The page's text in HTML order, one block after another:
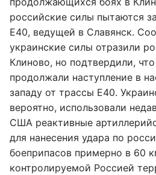
российские силы пытаются
E40, ведущей в Славянск.
украинские силы отразили
Клиново, но подтвердили,
продолжали наступление в
западу от трассы E40.
вероятно, использовали
США реактивные
для нанесения удара по
боеприпасов примерно в 60
контролируемой Россией